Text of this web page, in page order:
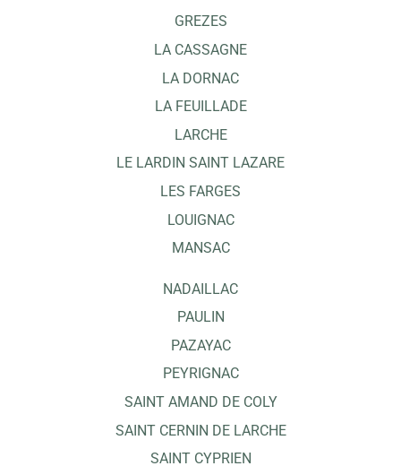
GREZES
LA CASSAGNE
LA DORNAC
LA FEUILLADE
LARCHE
LE LARDIN SAINT LAZARE
LES FARGES
LOUIGNAC
MANSAC
NADAILLAC
PAULIN
PAZAYAC
PEYRIGNAC
SAINT AMAND DE COLY
SAINT CERNIN DE LARCHE
SAINT CYPRIEN